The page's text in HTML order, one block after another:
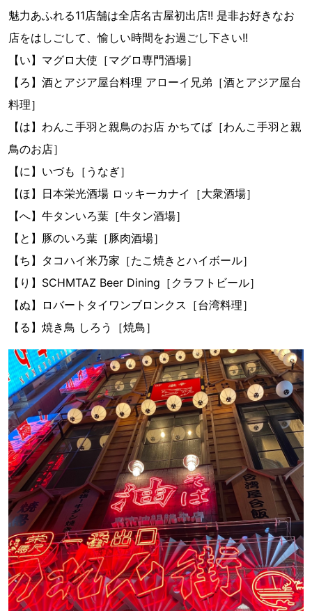
魅力あふれる11店舗は全店名古屋初出店!! 是非お好きなお
店をはしごして、愉しい時間をお過ごし下さい!!
【い】マグロ大使［マグロ専門酒場］
【ろ】酒とアジア屋台料理 アローイ兄弟［酒とアジア屋台
料理］
【は】わんこ手羽と親鳥のお店 かちてば［わんこ手羽と親
鳥のお店］
【に】いづも［うなぎ］
【ほ】日本栄光酒場 ロッキーカナイ［大衆酒場］
【へ】牛タンいろ葉［牛タン酒場］
【と】豚のいろ葉［豚肉酒場］
【ち】タコハイ米乃家［たこ焼きとハイボール］
【り】SCHMTAZ Beer Dining［クラフトビール］
【ぬ】ロバートタイワンブロンクス［台湾料理］
【る】焼き鳥 しろう［焼鳥］